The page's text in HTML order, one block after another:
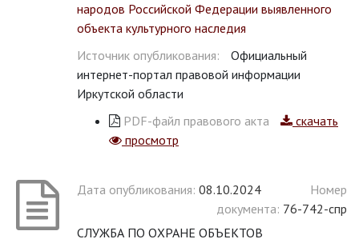
народов Российской Федерации выявленного
объекта культурного наследия
Источник опубликования:
Официальный
интернет-портал правовой информации
Иркутской области
PDF-файл правового акта
скачать
просмотр
Дата опубликования: 08.10.2024
Номер
документа: 76-742-спр
СЛУЖБА ПО ОХРАНЕ ОБЪЕКТОВ